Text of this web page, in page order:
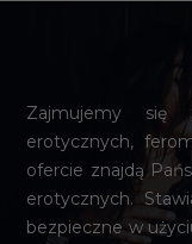
Zajmujemy się
erotycznych,
ofercie znajdą
erotycznych.
bezpieczne w